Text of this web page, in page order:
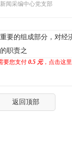
闻采编中心党支部
的组成部分，对经
职责之
要您支付 0.5 元，点击这
返回顶部